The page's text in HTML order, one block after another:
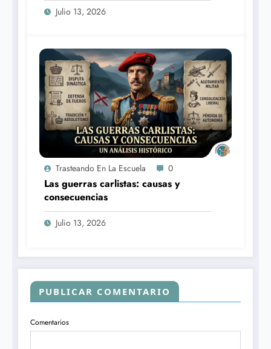
Julio 13, 2026
Trasteando En La Escuela 0
Las guerras carlistas: causas y
consecuencias
Julio 13, 2026
PUBLICAR COMENTARIO
Comentarios